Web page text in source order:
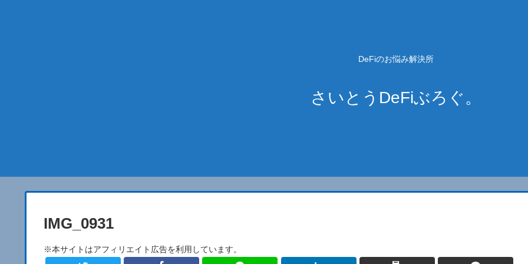
DeFiのお悩み解決所
さいとうDeFiぶろぐ。
IMG_0931
※本サイトはアフィリエイト広告を利用しています。